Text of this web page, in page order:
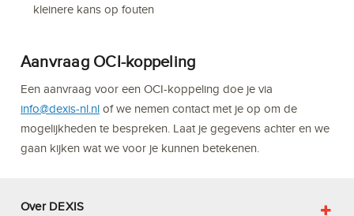
kleinere kans op fouten
Aanvraag OCI-koppeling
Een aanvraag voor een OCI-koppeling doe je via
info@dexis-nl.nlof we nemen contact met je op om de
mogelijkheden te bespreken. Laat je gegevens achter en we
gaan kijken wat we voor je kunnen betekenen.
Over DEXIS